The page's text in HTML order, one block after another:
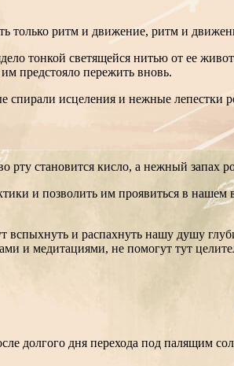
только ритм и движение, ритм и
тонкой светящейся нитью от ее
предстояло пережить вновь.
исцеления и нежные лепестки
становится кисло, а нежный запах
и позволить им проявиться в
вспыхнуть и распахнуть нашу душу
и медитациями, не помогут тут
долгого дня перехода под палящим